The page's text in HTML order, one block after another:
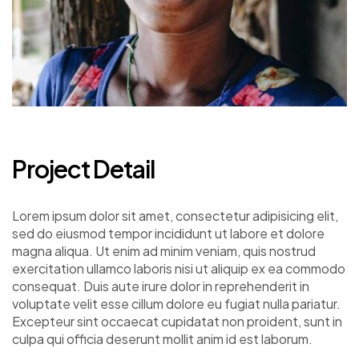
Project Detail
Lorem ipsum dolor sit amet, consectetur adipisicing elit,
sed do eiusmod tempor incididunt ut labore et dolore
magna aliqua. Ut enim ad minim veniam, quis nostrud
exercitation ullamco laboris nisi ut aliquip ex ea commodo
consequat. Duis aute irure dolor in reprehenderit in
voluptate velit esse cillum dolore eu fugiat nulla pariatur.
Excepteur sint occaecat cupidatat non proident, sunt in
culpa qui officia deserunt mollit anim id est laborum.